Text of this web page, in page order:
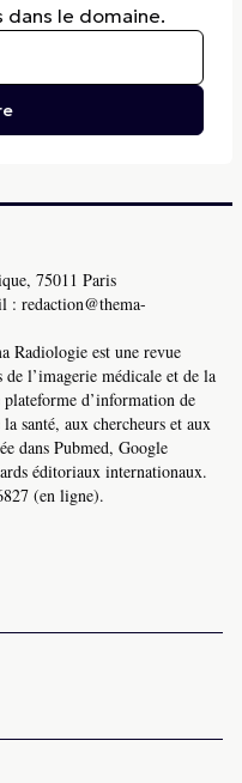
dans le domaine.
75011 Paris
: redaction@thema-
Radiologie est une revue
de l’imagerie médicale et de la
d’information de
santé, aux chercheurs et aux
dans Pubmed, Google
éditoriaux internationaux.
(en ligne).